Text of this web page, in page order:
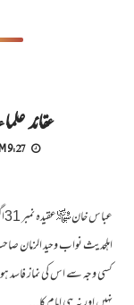
عقائد
9:27 AM
اہلحدیث نواب وحید الزمان
کسی وجہ سے اس کی نماز فاسد